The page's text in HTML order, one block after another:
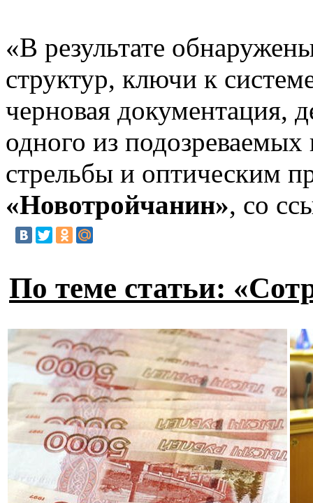
«В результате
структур, ключи к
черновая
одного из
стрельбы и оптическим
«Новотройчанин», со
По теме статьи: